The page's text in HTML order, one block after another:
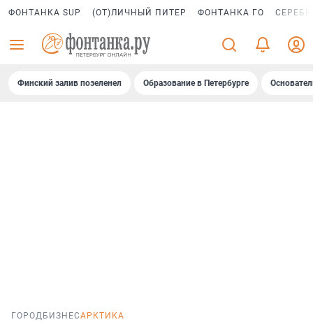
ФОНТАНКА SUP (ОТ)ЛИЧНЫЙ ПИТЕР ФОНТАНКА ГО
Финский залив позеленел Образование в Петербурге
ГОРОД БИЗНЕСАРКТИКА